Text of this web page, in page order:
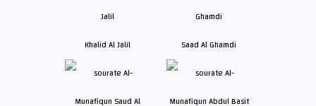
Khalid Al Jalil Saad Al Ghamdi